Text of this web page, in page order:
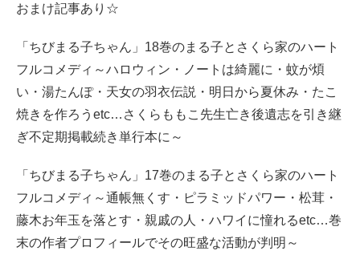
おまけ記事あり☆
「ちびまる子ちゃん」18巻のまる子とさくら家のハート
フルコメディ～ハロウィン・ノートは綺麗に・蚊が煩
い・湯たんぽ・天女の羽衣伝説・明日から夏休み・たこ
焼きを作ろうetc…さくらももこ先生亡き後遺志を引き継
ぎ不定期掲載続き単行本に～
「ちびまる子ちゃん」17巻のまる子とさくら家のハート
フルコメディ～通帳無くす・ピラミッドパワー・松茸・
藤木お年玉を落とす・親戚の人・ハワイに憧れるetc…巻
末の作者プロフィールでその旺盛な活動が判明～